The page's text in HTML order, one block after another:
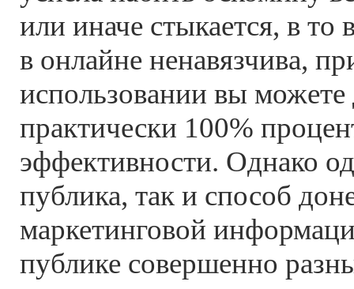
или иначе стыкается, в то
в онлайне ненавязчива,
использовании вы можете
практически 100%
эффективности. Однако
публика, так и способ
маркетинговой
публике совершенно